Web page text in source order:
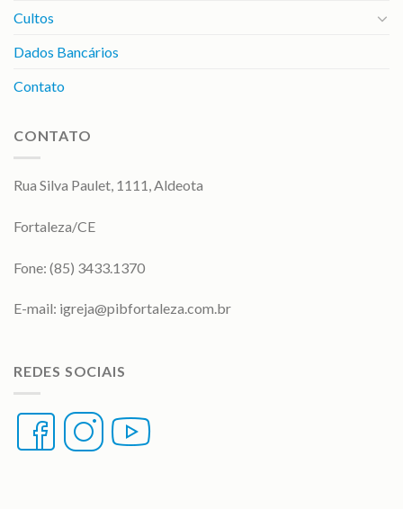
Cultos
Dados Bancários
Contato
CONTATO
Rua Silva Paulet, 1111, Aldeota
Fortaleza/CE
Fone: (85) 3433.1370
E-mail: igreja@pibfortaleza.com.br
REDES SOCIAIS